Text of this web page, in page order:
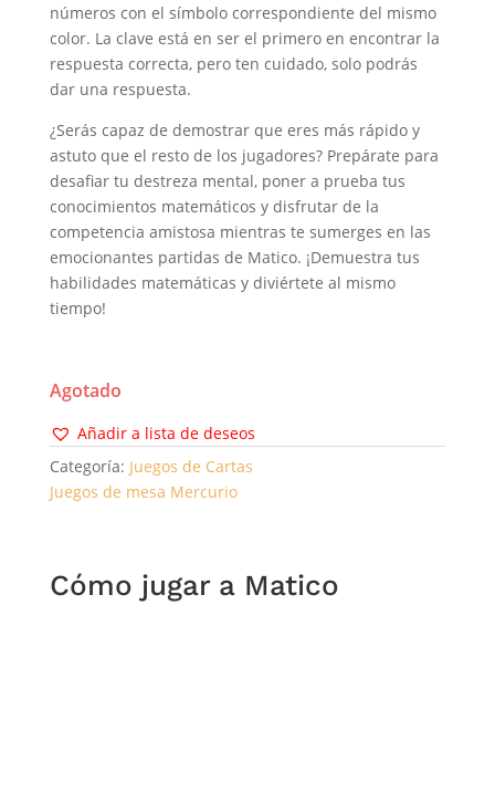
números con el símbolo correspondiente del mismo
color. La clave está en ser el primero en encontrar la
respuesta correcta, pero ten cuidado, solo podrás
dar una respuesta.
¿Serás capaz de demostrar que eres más rápido y
astuto que el resto de los jugadores? Prepárate para
desafiar tu destreza mental, poner a prueba tus
conocimientos matemáticos y disfrutar de la
competencia amistosa mientras te sumerges en las
emocionantes partidas de Matico. ¡Demuestra tus
habilidades matemáticas y diviértete al mismo
tiempo!
Agotado
Añadir a lista de deseos
Categoría: Juegos de Cartas
Juegos de mesa Mercurio
Cómo jugar a Matico